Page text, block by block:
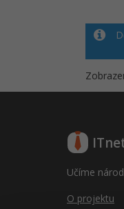
Učíme
O projektu